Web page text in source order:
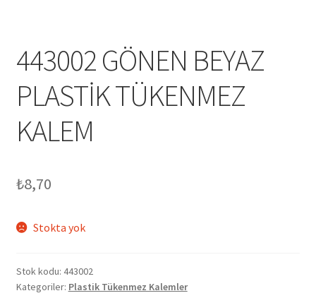
443002 GÖNEN BEYAZ
PLASTİK TÜKENMEZ
KALEM
₺8,70
Stokta yok
Stok kodu: 443002
Kategoriler: Plastik Tükenmez Kalemler